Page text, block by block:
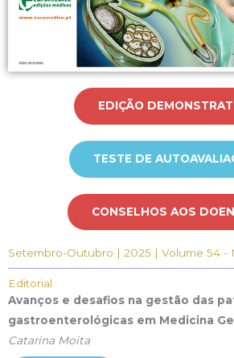
EDIÇÃO
TESTE DE
CONSELHOS AOS
Setembro-Outubro | 2025 | Volume 54 -
Editorial
Avanços e desafios na gestão das
gastroenterológicas em Medicina
Catarina Moita